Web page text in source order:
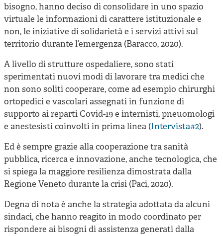
bisogno, hanno deciso di consolidare in uno spazio
virtuale le informazioni di carattere istituzionale e
non, le iniziative di solidarietà e i servizi attivi sul
territorio durante l’emergenza (Baracco, 2020).
A livello di strutture ospedaliere, sono stati
sperimentati nuovi modi di lavorare tra medici che
non sono soliti cooperare, come ad esempio chirurghi
ortopedici e vascolari assegnati in funzione di
supporto ai reparti Covid-19 e internisti, pneuomologi
e anestesisti coinvolti in prima linea (Intervista#2).
Ed è sempre grazie alla cooperazione tra sanità
pubblica, ricerca e innovazione, anche tecnologica, che
si spiega la maggiore resilienza dimostrata dalla
Regione Veneto durante la crisi (Paci, 2020).
Degna di nota è anche la strategia adottata da alcuni
sindaci, che hanno reagito in modo coordinato per
rispondere ai bisogni di assistenza generati dalla